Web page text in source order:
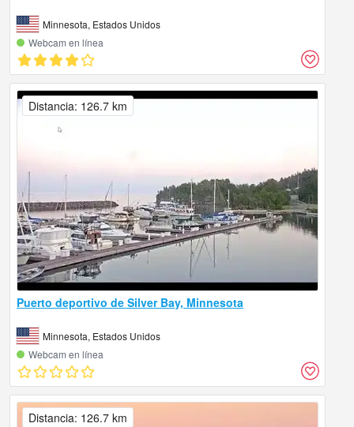
Minnesota, Estados Unidos
Webcam en línea
Puerto deportivo de Silver Bay, Minnesota
Minnesota, Estados Unidos
Webcam en línea
Distancia: 126.7 km
Distancia: 126.7 km